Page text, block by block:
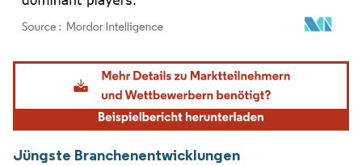
Bild © Mordor Intelligence. Wiederverwendung erfordert Namensnennung gemäß
Jüngste Branchenentwicklungen